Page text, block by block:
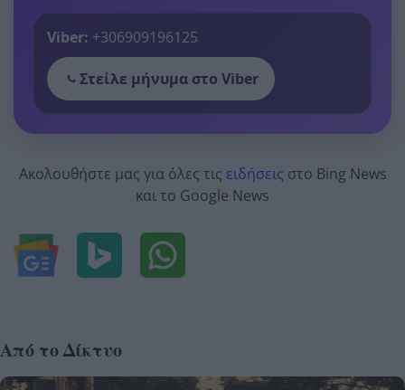
Viber: +306909196125
Στείλε μήνυμα στο Viber
Ακολουθήστε μας για όλες τις ειδήσεις στο Bing News
και το Google News
Από το Δίκτυο